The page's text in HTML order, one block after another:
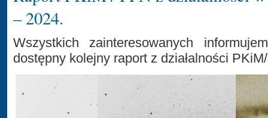
– 2024.
Wszystkich zainteresowanych
dostępny kolejny raport z działalności